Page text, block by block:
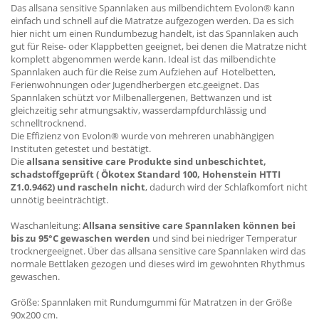
Das allsana sensitive Spannlaken aus milbendichtem Evolon® kann
einfach und schnell auf die Matratze aufgezogen werden. Da es sich
hier nicht um einen Rundumbezug handelt, ist das Spannlaken auch
gut für Reise- oder Klappbetten geeignet, bei denen die Matratze nicht
komplett abgenommen werde kann. Ideal ist das milbendichte
Spannlaken auch für die Reise zum Aufziehen auf Hotelbetten,
Ferienwohnungen oder Jugendherbergen etc.geeignet. Das
Spannlaken schützt vor Milbenallergenen, Bettwanzen und ist
gleichzeitig sehr atmungsaktiv, wasserdampfdurchlässig und
schnelltrocknend.
Die Effizienz von Evolon® wurde von mehreren unabhängigen
Instituten getestet und bestätigt.
Dieallsana sensitive care Produkte sind unbeschichtet,
schadstoffgeprüft ( Ökotex Standard 100, Hohenstein HTTI
Z1.0.9462) und rascheln nicht, dadurch wird der Schlafkomfort nicht
unnötig beeinträchtigt.
Waschanleitung:Allsana sensitive care Spannlaken können bei
bis zu 95°C gewaschen werden und sind bei niedriger Temperatur
trocknergeeignet. Über das allsana sensitive care Spannlaken wird das
normale Bettlaken gezogen und dieses wird im gewohnten Rhythmus
gewaschen.
Größe: Spannlaken mit Rundumgummi für Matratzen in der Größe
90x200 cm.